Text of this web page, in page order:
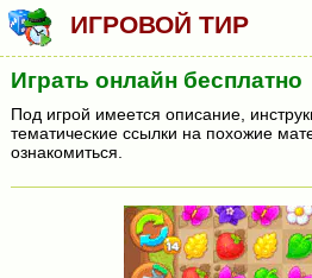
ИГРОВОЙ ТИР
Играть онлайн бесплатно
Под игрой имеется описание,
тематические ссылки на похожие
ознакомиться.